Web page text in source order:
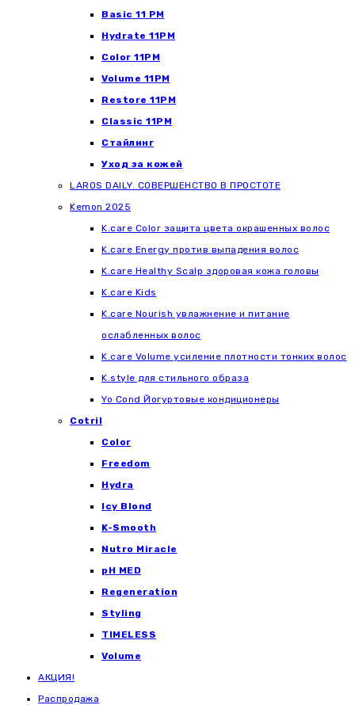
Basic 11 PM
Hydrate 11PM
Color 11PM
Volume 11PM
Restore 11PM
Classic 11PM
Стайлинг
Уход за кожей
LAROS DAILY. СОВЕРШЕНСТВО В ПРОСТОТЕ
Kemon 2025
K.care Color защита цвета окрашенных волос
K.care Energy против выпадения волос
K.care Healthy Scalp здоровая кожа головы
K.care Kids
K.care Nourish увлажнение и питание
ослабленных волос
K.care Volume усиление плотности тонких волос
K.style для стильного образа
Yo Cond Йогуртовые кондиционеры
Cotril
Color
Freedom
Hydra
Icy Blond
K-Smooth
Nutro Miracle
pH MED
Regeneration
Styling
TIMELESS
Volume
АКЦИЯ!
Распродажа